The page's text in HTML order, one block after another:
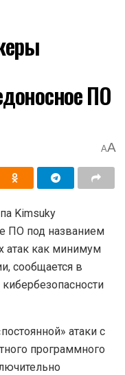
ПО
AA
Kimsuky
ПО под названием
атак как минимум
сообщается в
атаки с
программного